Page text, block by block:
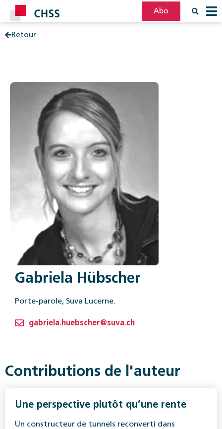
Abo
Retour
Gabriela Hübscher
Porte-parole, Suva Lucerne.
gabriela.huebscher@suva.ch
Contributions de l'auteur
Une perspective ­plutôt qu’une rente
Un constructeur de tunnels reconverti dans